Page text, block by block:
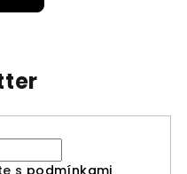
s podmínkami